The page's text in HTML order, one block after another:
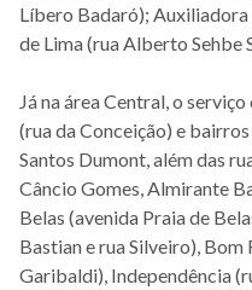
Líbero Badaró); Auxiliadora
de Lima (rua Alberto Sehbe
Já na área Central, o
(rua da Conceição) e
Santos Dumont, além das
Câncio Gomes, Almirante
Belas (avenida Praia de
Bastian e rua Silveiro),
Garibaldi), Independência